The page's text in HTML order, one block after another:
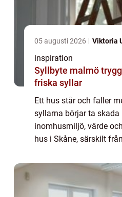
05 augusti 2026 Viktoria
inspiration
Syllbyte malmö tryggare hus med
friska syllar
Ett hus står och faller
syllarna börjar ta skada
inomhusmiljö, värde
hus i Skåne, särskilt
sig bero på skadade